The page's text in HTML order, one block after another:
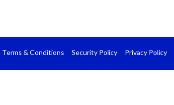
Terms & Conditions Security Policy Privacy Policy